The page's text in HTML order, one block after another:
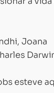
Joana
esteve